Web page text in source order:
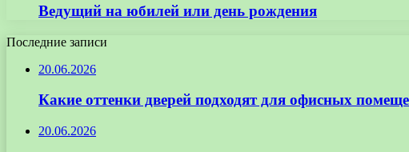
Ведущий на юбилей или день рождения
Последние записи
20.06.2026
Какие оттенки дверей подходят для офисных
20.06.2026